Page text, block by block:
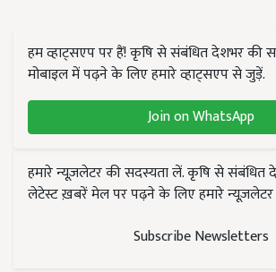
हम व्हाट्सएप पर हैं! कृषि से संबंधित देशभर की
मोबाइल में पढ़ने के लिए हमारे व्हाट्सएप से जुड़ें.
Join on WhatsApp
हमारे न्यूज़लेटर की सदस्यता लें. कृषि से संबंधित
लेटेस्ट ख़बरें मेल पर पढ़ने के लिए हमारे
Subscribe Newsletters